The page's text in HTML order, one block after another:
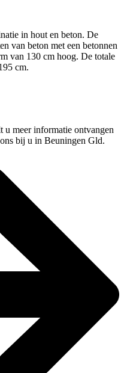
in hout en beton. De
van beton met een betonnen
van 130 cm hoog. De totale
cm.
meer informatie ontvangen
bij u in Beuningen Gld.